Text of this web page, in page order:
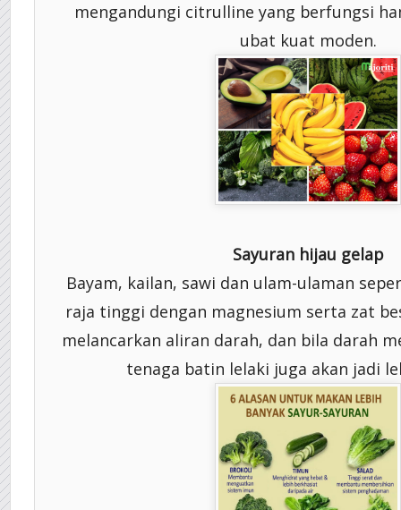
mengandungi citrulline yang berfungsi
ubat kuat moden.
Sayuran hijau gelap
Bayam, kailan, sawi dan ulam-ulaman
raja tinggi dengan magnesium serta zat
melancarkan aliran darah, dan bila darah
tenaga batin lelaki juga akan jadi